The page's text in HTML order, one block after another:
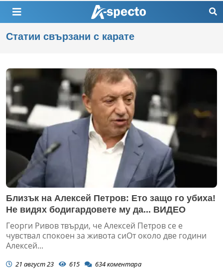
Статии свързани с карате
Близък на Алексей Петров: Ето защо го убиха!
Не видях бодигардовете му да... ВИДЕО
Георги Ривов твърди, че Алексей Петров се е
чувствал спокоен за живота сиОт около две години
Алексей...
21 август 23 615 634коментара